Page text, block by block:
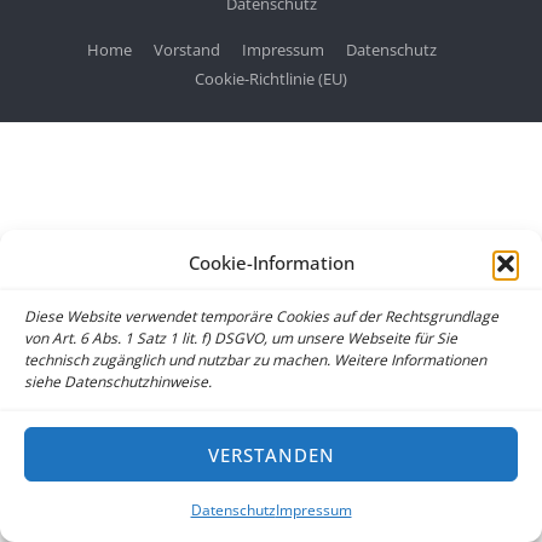
Cookie-Information
Diese Website verwendet temporäre Cookies auf der Rechtsgrundlage
von Art. 6 Abs. 1 Satz 1 lit. f) DSGVO, um unsere Webseite für Sie
technisch zugänglich und nutzbar zu machen. Weitere Informationen
siehe Datenschutzhinweise.
VERSTANDEN
DatenschutzImpressum
Home Vorstand Impressum
Datenschutz
Cookie-Richtlinie (EU)